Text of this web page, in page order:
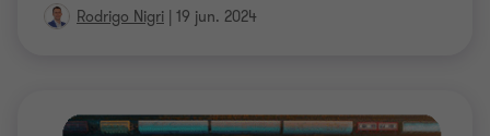
Rodrigo Nigri | 19 jun. 2024